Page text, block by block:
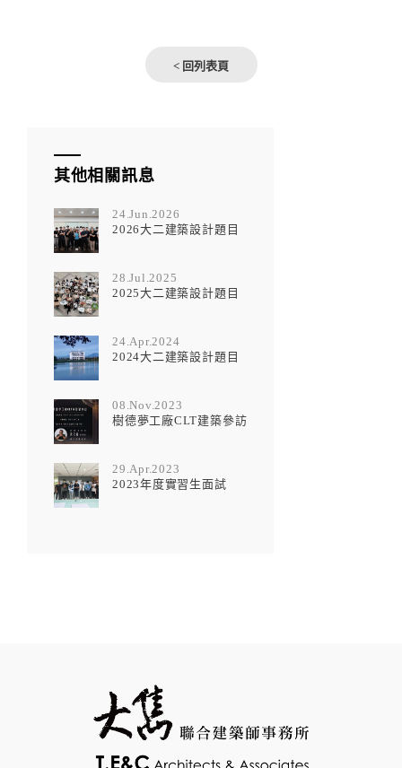
< 回列表頁
其他相關訊息
24.Jun.2026
2026大二建築設計題目
28.Jul.2025
2025大二建築設計題目
24.Apr.2024
2024大二建築設計題目
08.Nov.2023
樹德夢工廠CLT建築參訪
29.Apr.2023
2023年度實習生面試